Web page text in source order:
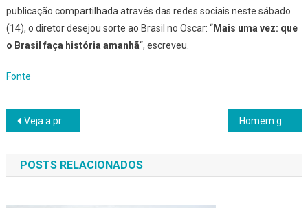
publicação compartilhada através das redes sociais neste sábado
(14), o diretor desejou sorte ao Brasil no Oscar: “Mais uma vez: que
o Brasil faça história amanhã“, escreveu.
Fonte
Navegação
de
Post
Veja a primeira imagem de Alice Carvalho como Marta em cinebiografia
POSTS RELACIONADOS